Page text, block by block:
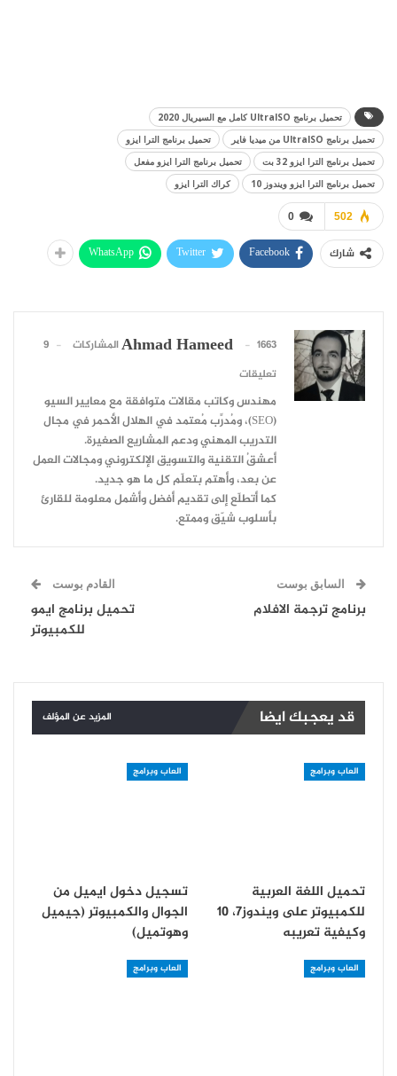
تحميل برنامج UltraISO كامل مع السيريال 2020
تحميل برنامج UltraISO من ميديا فاير
تحميل برنامج الترا ايزو
تحميل برنامج الترا ايزو 32 بت
تحميل برنامج الترا ايزو مفعل
تحميل برنامج الترا ايزو ويندوز 10
كراك الترا ايزو
0 502
شارك Facebook
Twitter
WhatsApp
Ahmad Hameed 1663 المشاركات
9
تعليقات
مهندس وكاتب مقالات متوافقة مع معايير السيو
(SEO)، ومُدرِّب مُعتمد في الهلال الأحمر في مجال
التدريب المهني ودعم المشاريع الصغيرة.
أعشقُ التقنية والتسويق الإلكتروني ومجالات العمل
عن بعد، وأهتم بتعلّم كل ما هو جديد.
كما أتطلّع إلى تقديم أفضل وأشمل معلومة للقارئ
بأسلوب شيّق وممتع.
السابق بوست
برنامج ترجمة الافلام
القادم بوست
تحميل برنامج ايمو
للكمبيوتر
قد يعجبك ايضا المزيد عن المؤلف
العاب وبرامج
تحميل اللغة العربية
للكمبيوتر على ويندوز7، 10
وكيفية تعريبه
العاب وبرامج
تسجيل دخول ايميل من
الجوال والكمبيوتر (جيميل
وهوتميل)
العاب وبرامج العاب وبرامج